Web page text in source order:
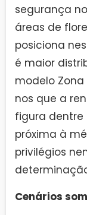
segurança
áreas de
posiciona
é maior
modelo
nos que a
figura dentre
próxima à
privilégios
Cenários